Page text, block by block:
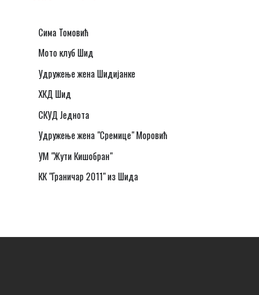
Сима Томовић
Мото клуб Шид
Удружење жена Шидијанке
ХКД Шид
СКУД Једнота
Удружење жена "Сремице" Моровић
УМ "Жути Кишобран"
КК "Граничар 2011" из Шида